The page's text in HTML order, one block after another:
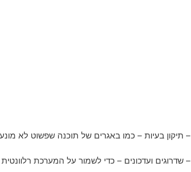
– תיקון בעיות – כמו באגרים של תוכנה שפשוט לא
– שדרוגים ועדכונים – כדי לשמור על המערכת